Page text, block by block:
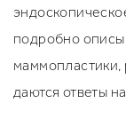
подробно
маммопластики,
даются ответы